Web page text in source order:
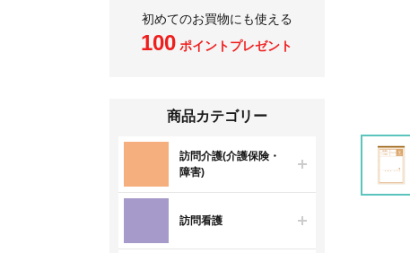
初めてのお買物にも使える
100 ポイントプレゼント
商品カテゴリー
訪問介護(介護保険・
障害)
訪問看護